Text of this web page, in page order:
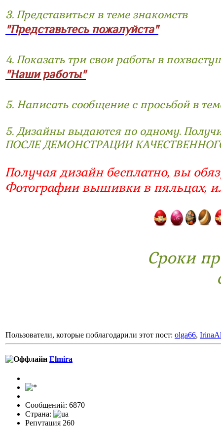
3. Представиться в теме знакомств
"Представьтесь пожалуйста"
4. Показать три свои работы в
"Наши работы"
5. Написать сообщение с просьбой в
5. Дизайны выдаются по одному.
ПОСЛЕ ДЕМОНСТРАЦИИ
Получая дизайн бесплатно, вы
Фотографии вышивки в пяльцах,
Сроки
Пользователи, которые поблагодарили этот пост: olga66,
Elmira
Сообщений: 6870
Страна:
Репутация 260